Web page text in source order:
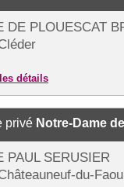
DE PLOUESCAT
détails
privé Notre-Dame
PAUL SERUSIER
du-Faou